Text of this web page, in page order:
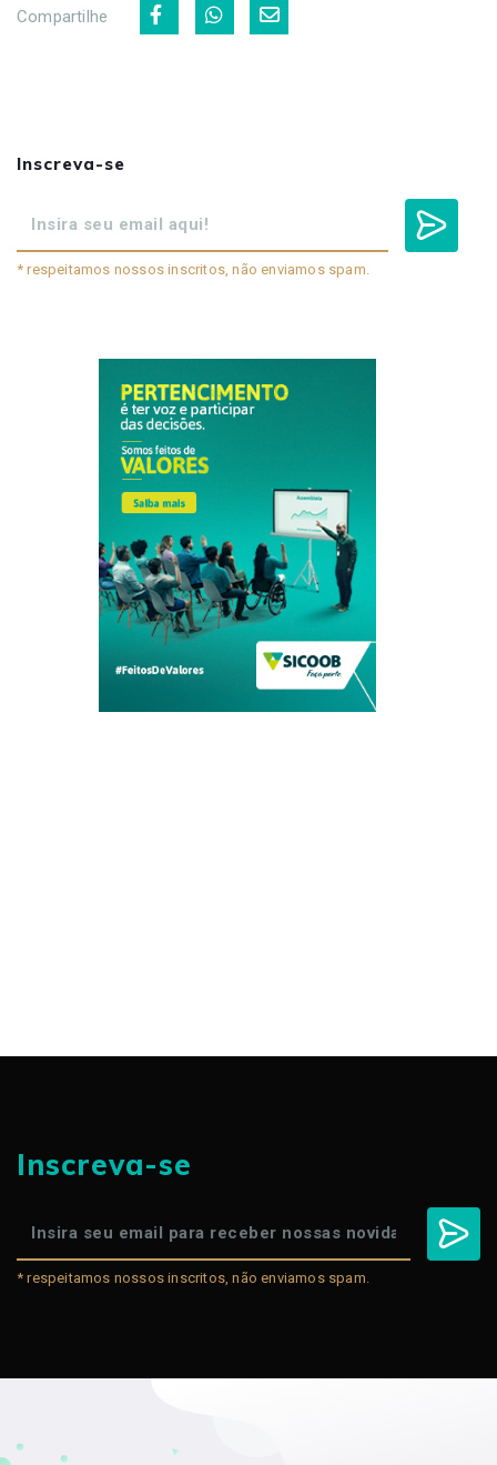
Compartilhe
Inscreva-se
* respeitamos nossos inscritos, não enviamos spam.
Inscreva-se
* respeitamos nossos inscritos, não enviamos spam.